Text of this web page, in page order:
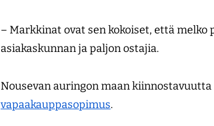
– Markkinat ovat sen kokoiset, että
asiakaskunnan ja paljon ostajia.
Nousevan auringon maan kiinnostavuutta
vapaakauppasopimus.